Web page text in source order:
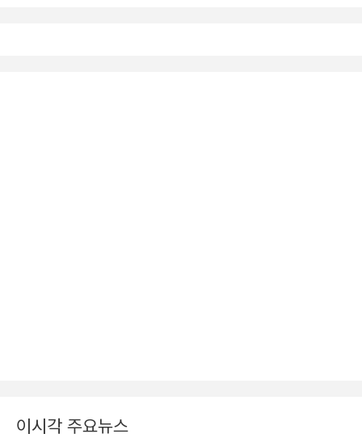
이시각 주요뉴스